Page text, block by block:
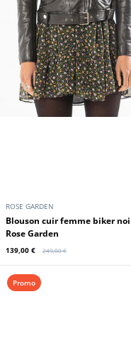
ROSE GARDEN
Blouson cuir femme biker noir
Rose Garden
139,00 € 249,00 €
Promo